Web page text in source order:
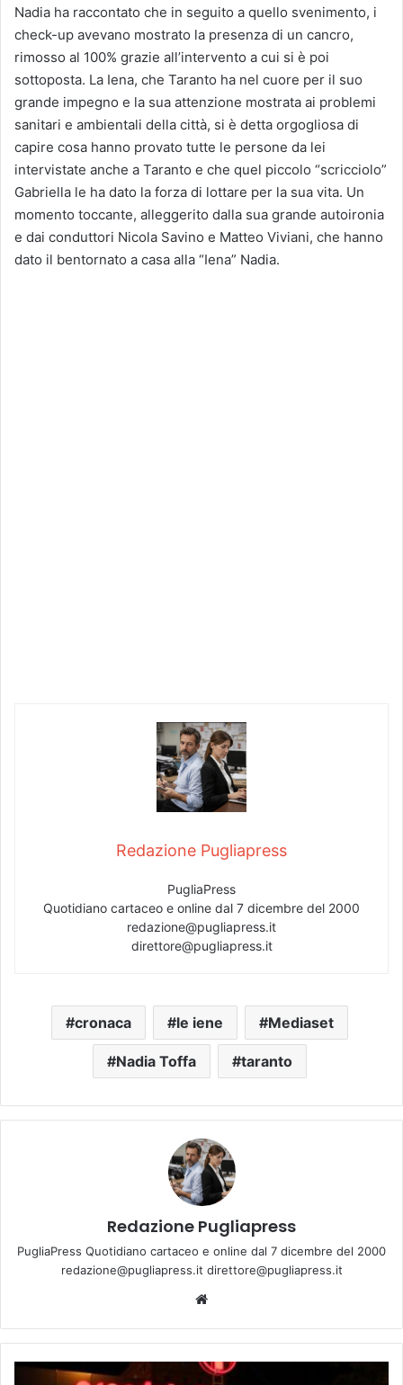
Nadia ha raccontato che in seguito a quello svenimento, i
check-up avevano mostrato la presenza di un cancro,
rimosso al 100% grazie all’intervento a cui si è poi
sottoposta. La Iena, che Taranto ha nel cuore per il suo
grande impegno e la sua attenzione mostrata ai problemi
sanitari e ambientali della città, si è detta orgogliosa di
capire cosa hanno provato tutte le persone da lei
intervistate anche a Taranto e che quel piccolo “scricciolo”
Gabriella le ha dato la forza di lottare per la sua vita. Un
momento toccante, alleggerito dalla sua grande autoironia
e dai conduttori Nicola Savino e Matteo Viviani, che hanno
dato il bentornato a casa alla “Iena” Nadia.
Redazione Pugliapress
PugliaPress
Quotidiano cartaceo e online dal 7 dicembre del 2000
redazione@pugliapress.it
direttore@pugliapress.it
cronaca le iene Mediaset
Nadia Toffa taranto
Redazione Pugliapress
PugliaPress Quotidiano cartaceo e online dal 7 dicembre del 2000
redazione@pugliapress.it direttore@pugliapress.it
te